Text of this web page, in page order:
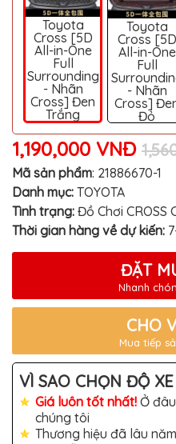
MINI
COOPER
PEUGEOT
VINFAST
ĐỒ
CHƠI
Ô
TÔ
ĐỒ
CHƠI
XE
HƠI
MỚI
NHẤT
HƠI
CAO
ĐỒ
CHƠI
XE
MÁY
DÁN
DECAL
Ô
Toyota
Cross [5D
All-in-One
Full
Surrounding
- Nhãn
Cross] Đen
Trắng
Toyota
Cross [5D
All-in-One
Full
- Nhãn
Cross]
Đỏ
1,190,000 VNĐ
Mã sản phẩm: 21886670-1
Danh mục: TOYOTA
Tình trạng: Đồ Chơi CROSS
Thời gian hàng về dự kiến:
ĐẶT
Nhanh
CHO
Mua tiếp
VÌ SAO CHỌN ĐỘ
Giá luôn tốt nhất! Ở
chúng tôi
Thương hiệu đã lâu